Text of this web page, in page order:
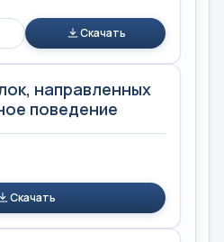
Скачать
направленных
поведение
Скачать